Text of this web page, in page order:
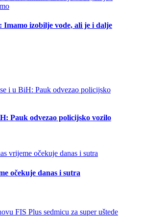
Imamo izobilje vode, ali je i dalje
Pauk odvezao policijsko vozilo
očekuje danas i sutra